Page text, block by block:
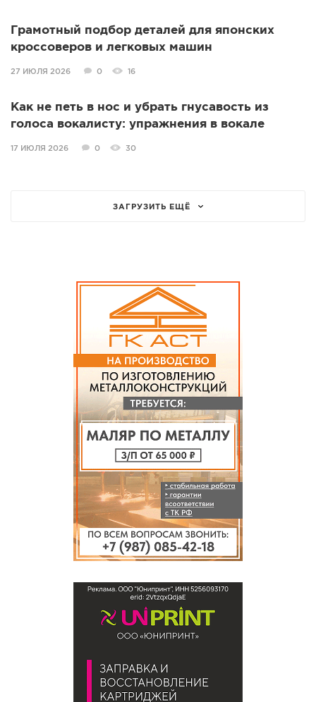
Грамотный подбор деталей для японских
кроссоверов и легковых машин
27 ИЮЛЯ 2026 0 16
Как не петь в нос и убрать гнусавость из
голоса вокалисту: упражнения в вокале
17 ИЮЛЯ 2026 0 30
ЗАГРУЗИТЬ ЕЩЁ